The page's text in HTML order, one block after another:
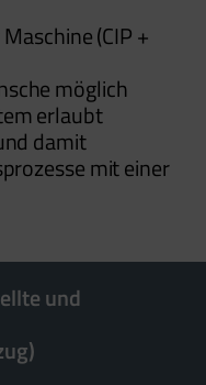
(CIP +
möglich
erlaubt
damit
mit einer
und